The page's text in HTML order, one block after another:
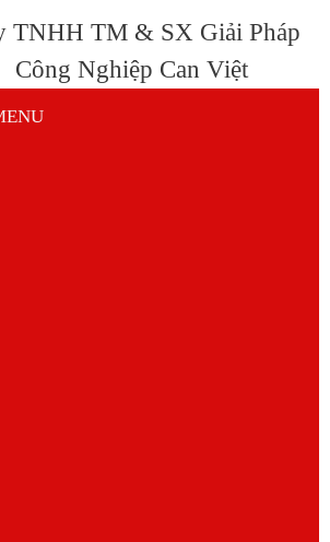
TNHH TM & SX Giải Pháp
Công Nghiệp Can Việt